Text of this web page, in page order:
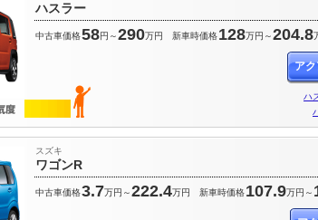
ハスラー
中古車価格58円～290万円 新車時価格128万円～204.8
ア
ハ
ワゴンR
スズキ
中古車価格3.7万円～222.4万円 新車時価格107.9万円～